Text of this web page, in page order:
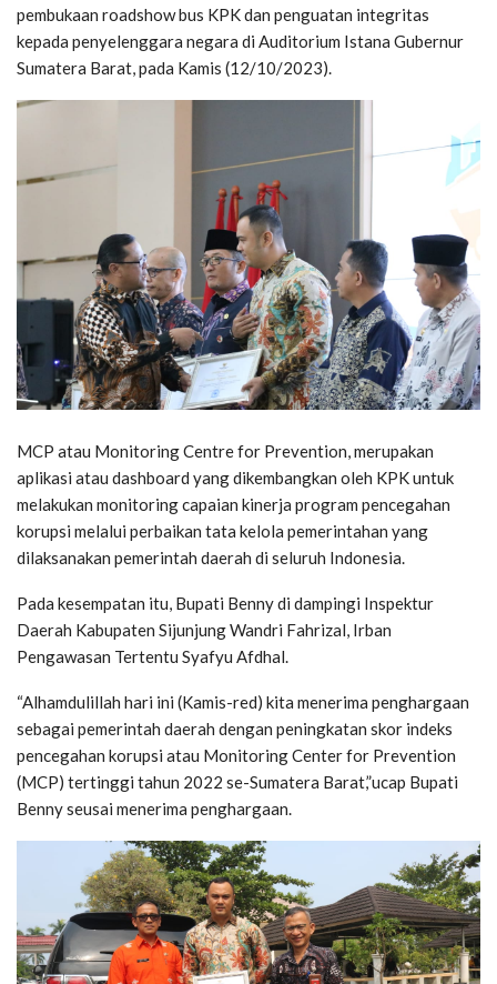
pembukaan roadshow bus KPK dan penguatan integritas
kepada penyelenggara negara di Auditorium Istana Gubernur
Sumatera Barat, pada Kamis (12/10/2023).
MCP atau Monitoring Centre for Prevention, merupakan
aplikasi atau dashboard yang dikembangkan oleh KPK untuk
melakukan monitoring capaian kinerja program pencegahan
korupsi melalui perbaikan tata kelola pemerintahan yang
dilaksanakan pemerintah daerah di seluruh Indonesia.
Pada kesempatan itu, Bupati Benny di dampingi Inspektur
Daerah Kabupaten Sijunjung Wandri Fahrizal, Irban
Pengawasan Tertentu Syafyu Afdhal.
“Alhamdulillah hari ini (Kamis-red) kita menerima penghargaan
sebagai pemerintah daerah dengan peningkatan skor indeks
pencegahan korupsi atau Monitoring Center for Prevention
(MCP) tertinggi tahun 2022 se-Sumatera Barat,”ucap Bupati
Benny seusai menerima penghargaan.